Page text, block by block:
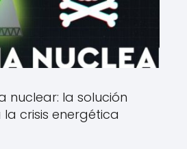
nuclear: la solución
crisis energética